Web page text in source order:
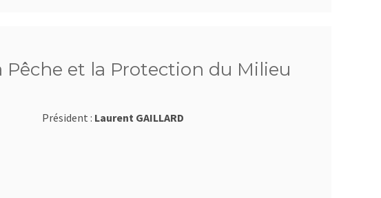
et la Protection du Milieu
Président : Laurent GAILLARD